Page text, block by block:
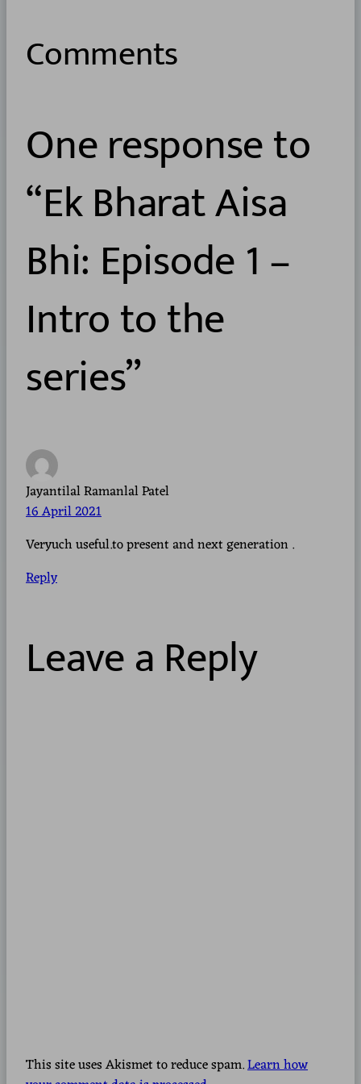
Comments
One response to
“Ek Bharat Aisa
Bhi: Episode 1 –
Intro to the
series”
Jayantilal Ramanlal Patel
16 April 2021
Veryuch useful.to present and next generation .
Reply
Leave a Reply
This site uses Akismet to reduce spam.Learn how